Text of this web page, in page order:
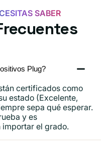
Android,
iPhone
15,
SABER
Plug?
certificados como
estado (Excelente,
sepa qué esperar.
y es
el grado.